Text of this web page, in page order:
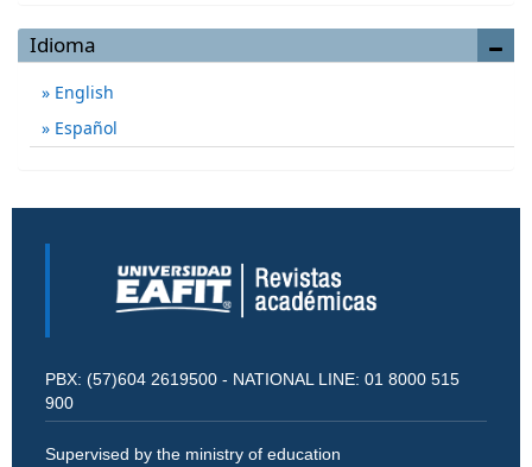
Idioma
English
Español
PBX: (57)604 2619500 - NATIONAL LINE: 01 8000 515
900
Supervised by the ministry of education